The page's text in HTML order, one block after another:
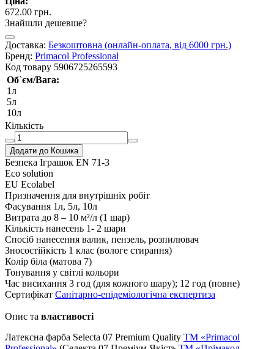
672.00 грн.
Знайшли дешевше?
Доставка: Безкоштовна (онлайн-оплата, від 6000 грн.)
Бренд: Primacol Professional
Код товару 5906725265593
Об`єм/Вага:
1л
5л
10л
Кількість
Додати до Кошика
Безпека Іграшок EN 71-3
Eco solution
EU Ecolabel
Призначення для внутрішніх робіт
Фасування 1л, 5л, 10л
Витрата до 8 – 10 м²/л (1 шар)
Кількість нанесень 1- 2 шари
Спосіб нанесення валик, пензель, розпилювач
Зносостійкість 1 клас (вологе стирання)
Колір біла (матова 7)
Тонування у світлі кольори
Час висихання 3 год (для кожного шару); 12 год (повне)
Сертифікат Санітарно-епідеміологічна експертиза
Опис та властивості
Латексна фарба Selecta 07 Premium Quality TM «Primacol